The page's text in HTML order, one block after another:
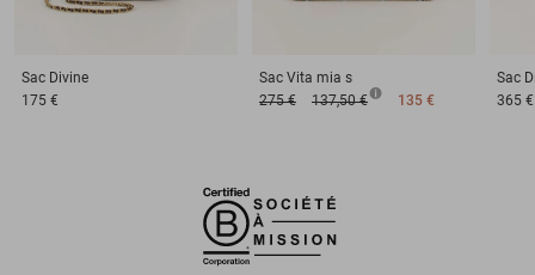
Sac Divine
175 €
Sac Vita mia s
275 €
137,50 € 135 €
Sac
365 €